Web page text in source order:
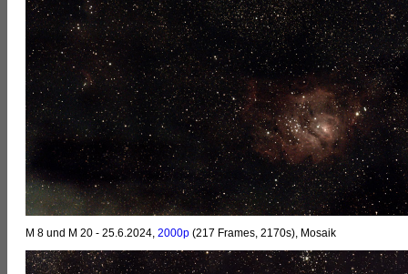
M 8 und M 20 - 25.6.2024, 2000p (217 Frames, 2170s), Mosaik